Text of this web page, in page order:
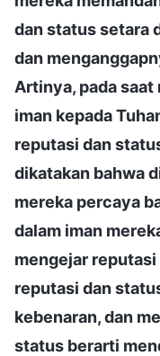
dan status setara
dan
Artinya, pada
iman kepada
reputasi dan
dikatakan bahwa
mereka percaya
dalam iman
mengejar
reputasi dan
kebenaran, dan
status berarti